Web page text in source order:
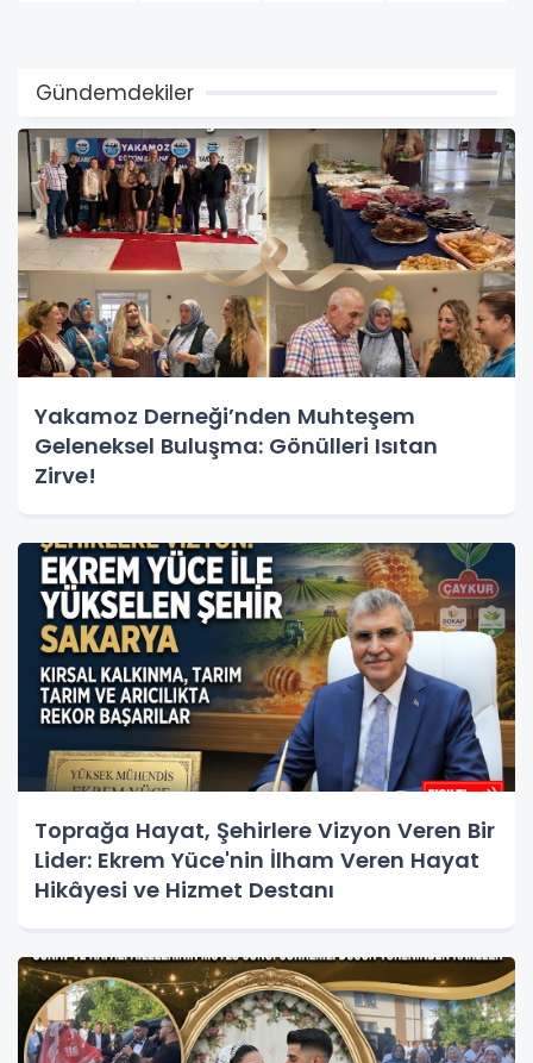
Gündemdekiler
Yakamoz Derneği’nden Muhteşem
Geleneksel Buluşma: Gönülleri Isıtan
Zirve!
Toprağa Hayat, Şehirlere Vizyon Veren Bir
Lider: Ekrem Yüce'nin İlham Veren Hayat
Hikâyesi ve Hizmet Destanı